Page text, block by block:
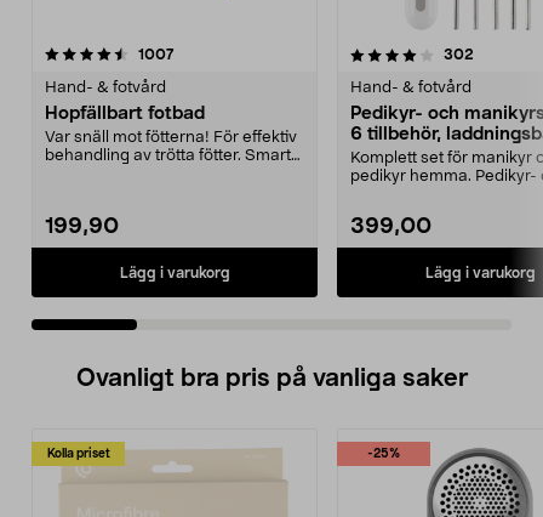
1007recensioner
Hand- & fotvård
Hopfällbart fotbad
Var snäll mot fötterna! För effektiv
behandling av trötta fötter. Smart
199,90
Lägg i varukorg
4.0 av 5 stjärnor 302
Hand- & fotvård
Pedikyr- och
6 tillbehör,
Komplett set för manikyr
pedikyr hemma. Pedikyr-
399,00
Lägg i varukorg
4.0 av 5 stjärnor
Ovanligt bra pris på vanliga saker
Kolla priset -25%